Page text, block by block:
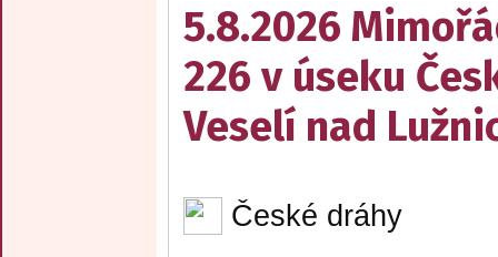
5.8.2026
226 v úseku
Veselí nad
České dráhy